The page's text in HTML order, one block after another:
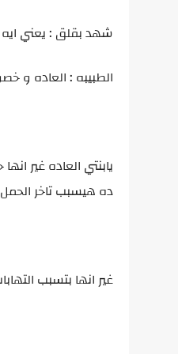
شهد بقلق : يعني
الطبيبه : العاده و
يابنتي العاده غير
ده هيسبب تاخر
غير انها بتسبب